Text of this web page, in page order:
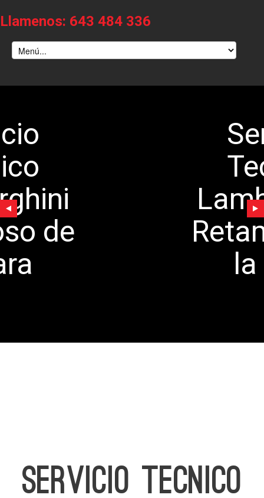
Llamenos: 643 484 336
Servicio
Tecnico
Lamborghini
Retamoso de
SERVICIO TECNICO